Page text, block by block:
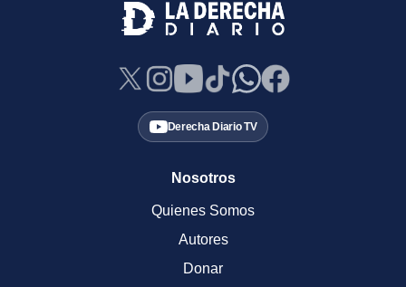
Derecha Diario TV
Nosotros
Quienes Somos
Autores
Donar